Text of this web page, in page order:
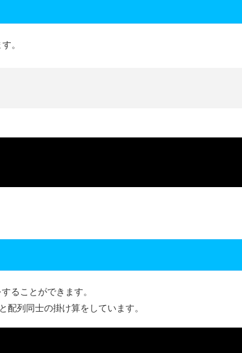
。
ることができます。
列同士の掛け算をしています。